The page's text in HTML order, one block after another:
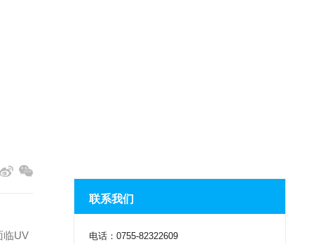
临UV
联系我们
电话：0755-82322609